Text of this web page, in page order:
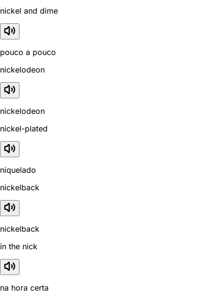
nickel and dime
pouco a pouco
nickelodeon
nickelodeon
nickel-plated
niquelado
nickelback
nickelback
in the nick
na hora certa